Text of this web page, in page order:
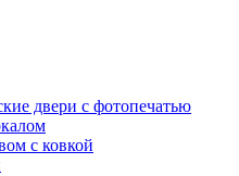
двери с фотопечатью
с ковкой